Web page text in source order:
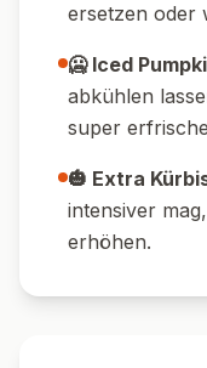
ersetzen oder
🥶 Iced
abkühlen
super
🎃 Extra
intensiver
erhöhen.